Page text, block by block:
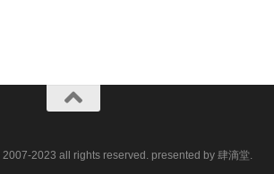
2023 all rights reserved. presented by 肆滴堂.